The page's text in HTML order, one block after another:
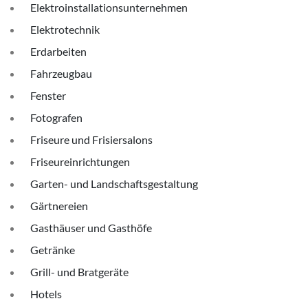
Elektroinstallationsunternehmen
Elektrotechnik
Erdarbeiten
Fahrzeugbau
Fenster
Fotografen
Friseure und Frisiersalons
Friseureinrichtungen
Garten- und Landschaftsgestaltung
Gärtnereien
Gasthäuser und Gasthöfe
Getränke
Grill- und Bratgeräte
Hotels